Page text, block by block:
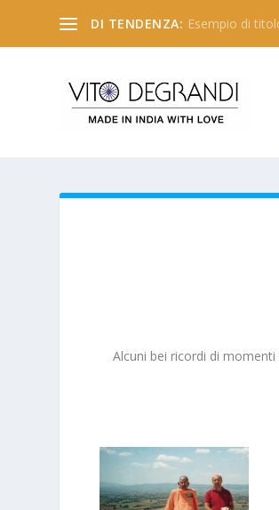
DI TENDENZA: Esempio di
Alcuni bei ricordi di